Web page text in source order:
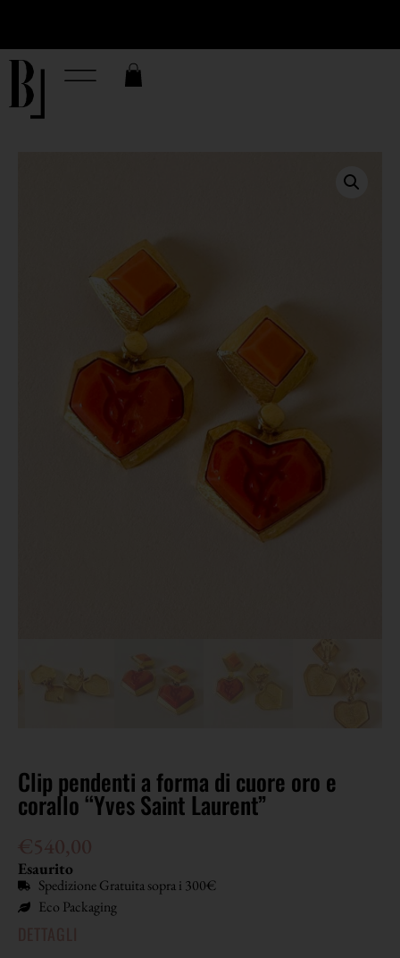
Clip pendenti a forma di cuore oro e
corallo “Yves Saint Laurent”
Esaurito
Spedizione Gratuita sopra i 300€
Eco Packaging